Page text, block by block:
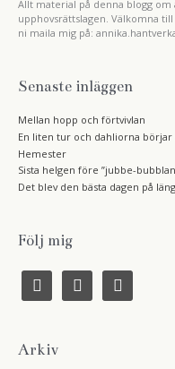
Allt material på denna blogg om
upphovsrättslagen. Välkomna
ni maila mig på:
Senaste inläggen
Mellan hopp och förtvivlan
En liten tur och dahliorna börjar
Hemester
Sista helgen före ”jubbe-
Det blev den bästa dagen på
Följ mig
f
c
o
i
s
r
s
Arkiv